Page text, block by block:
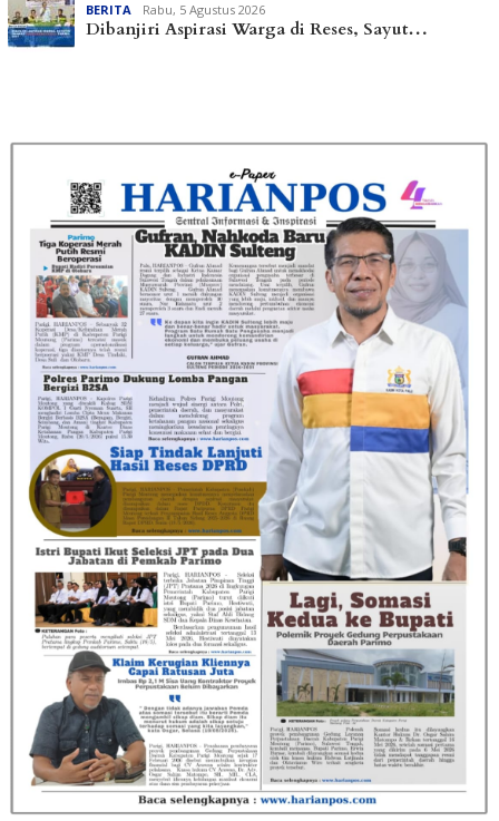
BERITA Rabu, 5 Agustus 2026
Dibanjiri Aspirasi Warga di Reses, Sayut…